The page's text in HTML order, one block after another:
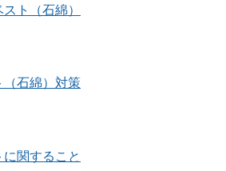
ト（石綿）
（石綿）対策
関すること